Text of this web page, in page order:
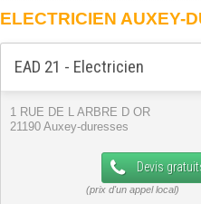
ELECTRICIEN AUXEY-
EAD 21 - Electricien
1 RUE DE L ARBRE D OR
21190 Auxey-duresses
Devis